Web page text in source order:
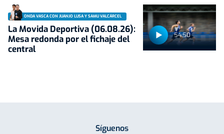
54:50
ONDA VASCA CON JUANJO LUSA Y SAMU VALCÁRCEL
La Movida Deportiva (06.08.26):
Mesa redonda por el fichaje del
central
Síguenos